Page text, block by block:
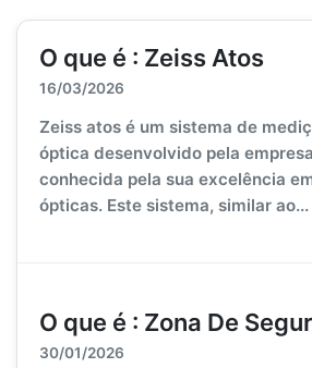
O que é : Zeiss Atos
16/03/2026
Zeiss atos é um sistema de
óptica desenvolvido pela
conhecida pela sua excelência
ópticas. Este sistema, similar ao...
O que é : Zona De
30/01/2026